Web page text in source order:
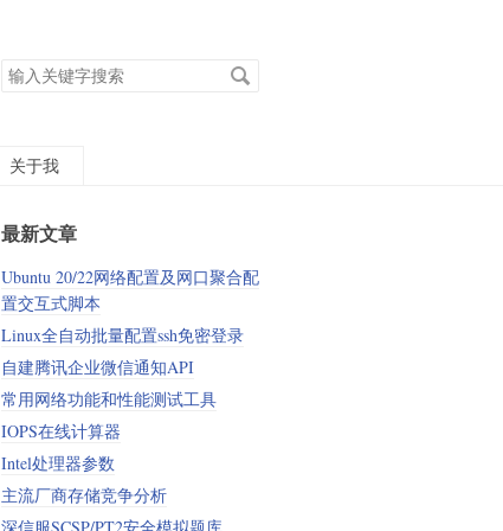
搜
索
关于我
最新文章
Ubuntu 20/22网络配置及网口聚合配
置交互式脚本
Linux全自动批量配置ssh免密登录
自建腾讯企业微信通知API
常用网络功能和性能测试工具
IOPS在线计算器
Intel处理器参数
主流厂商存储竞争分析